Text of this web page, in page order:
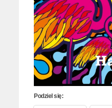
Podziel się: